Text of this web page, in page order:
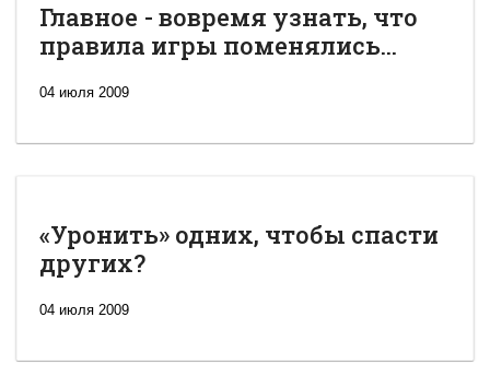
Главное - вовремя узнать, что
правила игры поменялись...
04 июля 2009
«Уронить» одних, чтобы спасти
других?
04 июля 2009